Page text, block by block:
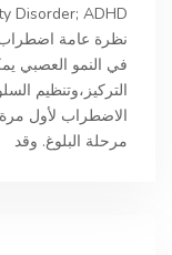
نظرة عامة
في النمو العصبي
التركيز،وتنظيم
الاضطراب لأول
مرحلة البلوغ. وقد